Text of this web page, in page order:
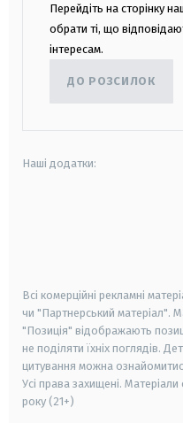
Перейдіть на сторінку
обрати ті, що
інтересам.
ДО РОЗСИЛОК
Наші додатки:
Всі комерційні рекламні
чи "Партнерський матеріал".
"Позиція" відображають
не поділяти їхніх поглядів.
цитування можна
Усі права захищені. Матеріали
року (21+)